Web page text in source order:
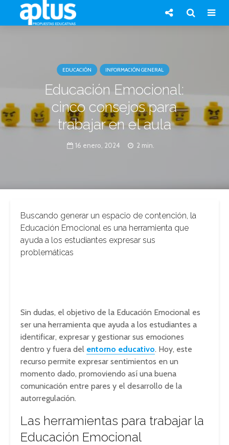
EDUCACIÓN INFORMACIÓN GENERAL
Educación Emocional:
cinco consejos para
trabajar en el aula
16 enero, 2024 2 min.
Buscando generar un espacio de contención, la
Educación Emocional es una herramienta que
ayuda a los estudiantes expresar sus
problemáticas
Sin dudas, el objetivo de la Educación Emocional es
ser una herramienta que ayuda a los estudiantes a
identificar, expresar y gestionar sus emociones
dentro y fuera del entorno educativo. Hoy, este
recurso permite expresar sentimientos en un
momento dado, promoviendo así una buena
comunicación entre pares y el desarrollo de la
autorregulación.
Las herramientas para trabajar la
Educación Emocional